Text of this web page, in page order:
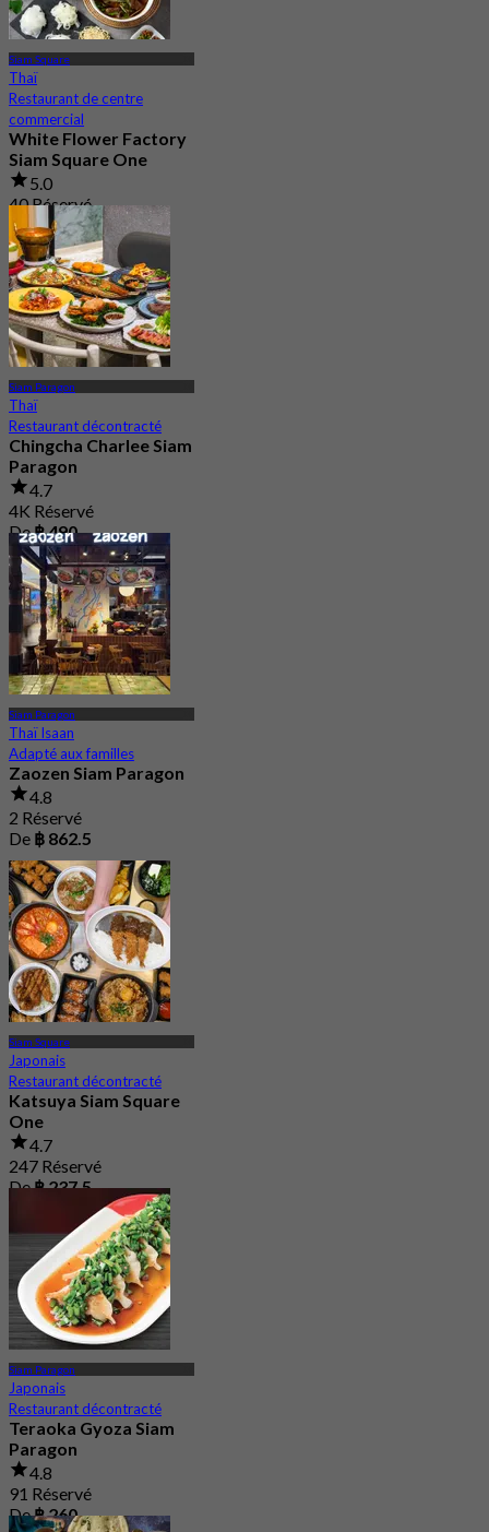
Siam Square
Thaï
Restaurant de centre
commercial
White Flower Factory
Siam Square One
5.0
40 Réservé
De฿ 425
Siam Paragon
Thaï
Restaurant décontracté
Chingcha Charlee Siam
Paragon
4.7
4K Réservé
De฿ 490
Siam Paragon
Thaï Isaan
Adapté aux familles
Zaozen Siam Paragon
4.8
2 Réservé
De ฿ 862.5
Siam Square
Japonais
Restaurant décontracté
Katsuya Siam Square
One
4.7
247 Réservé
De฿ 237.5
Siam Paragon
Japonais
Restaurant décontracté
Teraoka Gyoza Siam
Paragon
4.8
91 Réservé
De฿ 260